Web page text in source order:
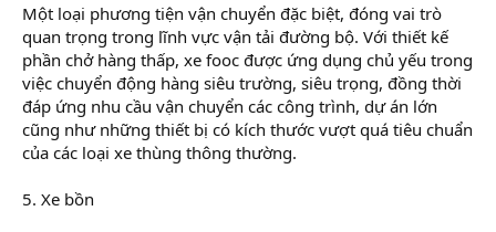
Một loại phương tiện vận chuyển đặc biệt, đóng vai trò
quan trọng trong lĩnh vực vận tải đường bộ. Với thiết kế
phần chở hàng thấp, xe fooc được ứng dụng chủ yếu trong
việc chuyển động hàng siêu trường, siêu trọng, đồng thời
đáp ứng nhu cầu vận chuyển các công trình, dự án lớn
cũng như những thiết bị có kích thước vượt quá tiêu chuẩn
của các loại xe thùng thông thường.
5. Xe bồn